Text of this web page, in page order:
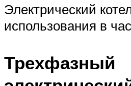
Электрический
использования в
Трехфазный